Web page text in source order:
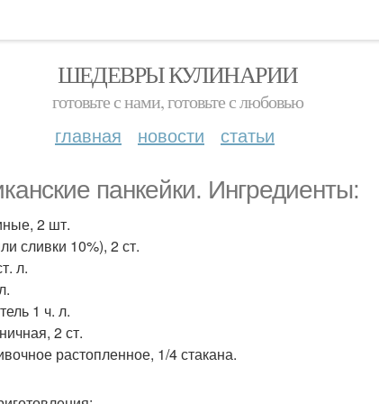
ШЕДЕВРЫ КУЛИНАРИИ
готовьте с нами, готовьте с любовью
главная новости статьи
панкейки. Ингредиенты:
2 шт.
сливки 10%), 2 ст.
л.
1 ч. л.
2 ст.
растопленное, 1/4 стакана.